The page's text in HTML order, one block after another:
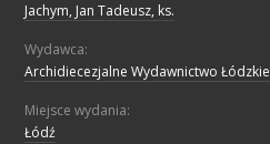
Jachym, Jan Tadeusz, ks.
Wydawca:
Archidiecezjalne Wydawnictwo Łódzkie
Miejsce wydania:
Łódź